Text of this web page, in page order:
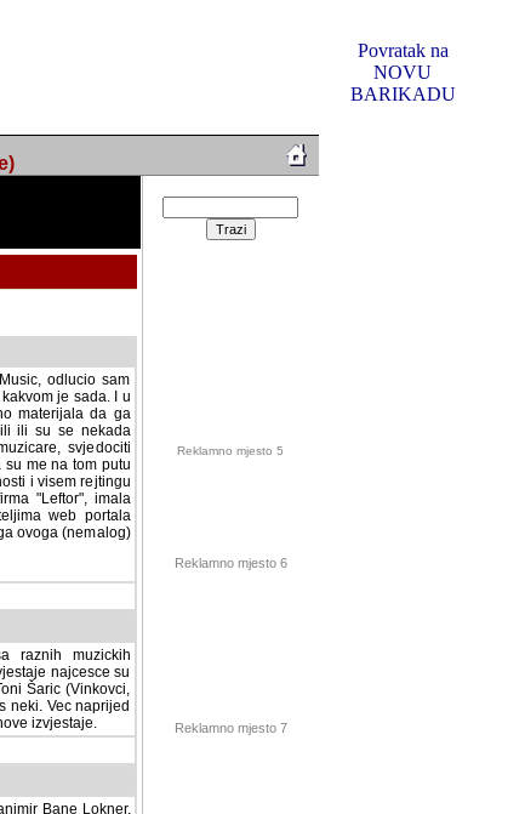
Povratak na
NOVU
BARIKADU
odlucio sam
je sada. I u
materijala da ga
se nekada desile.
njihovim
na tom putu pratili
rejtingu ovog
"Leftor", imala
web portala
ovoga (nemalog)
raznih muzickih
najcesce su
Šaric (Vinkovci,
neki. Vec naprijed
izvjestaje.
Bane Lokner,